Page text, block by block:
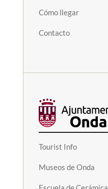
Cómo llegar
Contacto
Tourist Info
Museos de Onda